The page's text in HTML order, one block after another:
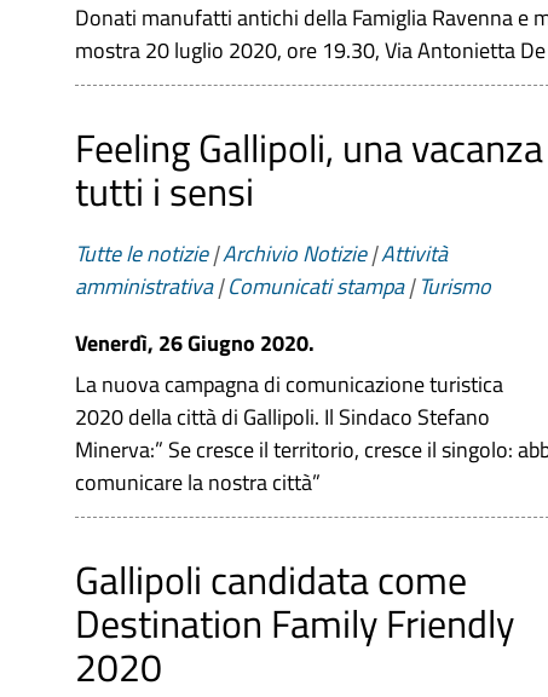
Donati manufatti antichi della Famiglia Ravenna e
mostra 20 luglio 2020, ore 19.30, Via Antonietta
Feeling Gallipoli, una
tutti i sensi
Tutte le notizie|Archivio Notizie|Attività
amministrativa|Comunicati stampa|Turismo
Venerdì, 26 Giugno 2020.
La nuova campagna di comunicazione turistica
2020 della città di Gallipoli. Il Sindaco Stefano
Minerva:” Se cresce il territorio, cresce il singolo:
comunicare la nostra città”
Gallipoli candidata come
Destination Family Friendly
2020